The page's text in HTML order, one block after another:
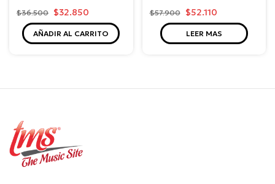
$36.500 $32.850
AÑADIR AL CARRITO
$57.900 $52.110
LEER MAS